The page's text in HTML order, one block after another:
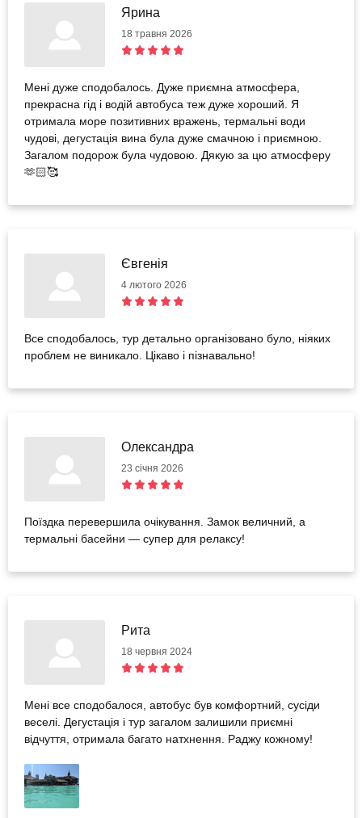
Ярина
18 травня 2026
Мені дуже сподобалось. Дуже приємна атмосфера,
прекрасна гід і водій автобуса теж дуже хороший. Я
отримала море позитивних вражень, термальні води
чудові, дегустація вина була дуже смачною і приємною.
Загалом подорож була чудовою. Дякую за цю атмосферу
🫶🏻🥰
Євгенія
4 лютого 2026
Все сподобалось, тур детально організовано було, ніяких
проблем не виникало. Цікаво і пізнавально!
Олександра
23 січня 2026
Поїздка перевершила очікування. Замок величний, а
термальні басейни — супер для релаксу!
Рита
18 червня 2024
Мені все сподобалося, автобус був комфортний, сусіди
веселі. Дегустація і тур загалом залишили приємні
відчуття, отримала багато натхнення. Раджу кожному!